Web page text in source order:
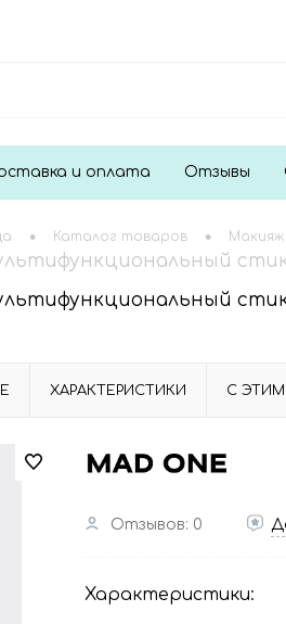
и оплата Отзывы
• Каталог товаров • Макияж
стик
стик
ХАРАКТЕРИСТИКИ С
Отзывов: 0
Характеристики: